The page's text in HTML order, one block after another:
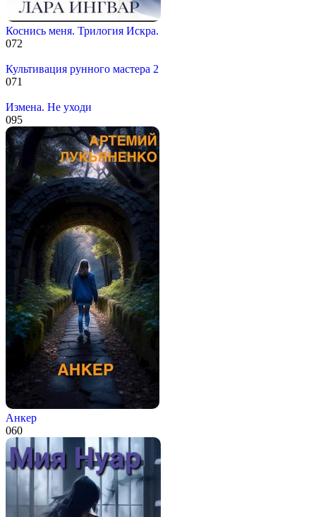
Коснись меня. Трилогия Искра.
072
Культивация рунного мастера 2
071
Измена. Не уходи
095
Анкер
060